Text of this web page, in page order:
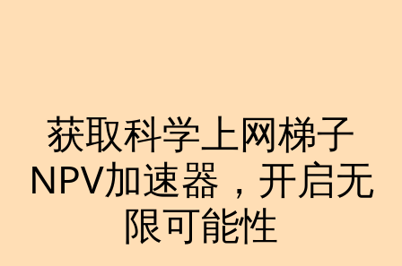
获取科学上网梯子
NPV加速器，开启无
限可能性